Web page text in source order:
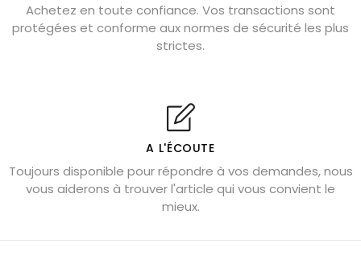
Cornaline : propriétés magiques
Capricorne : quelles pierres choisir
Shungite : purification et protection
Bagues en labradorite argent 925
Lapis lazuli : propriétés et précautions
Citrine : propriétés magiques
Aigue-marine : propriétés et couleurs
Achetez en toute confiance. Vos transactions sont
protégées et conforme aux normes de sécurité les plus
strictes.
A L'ÉCOUTE
Toujours disponible pour répondre à vos demandes, nous
vous aiderons à trouver l'article qui vous convient le
mieux.